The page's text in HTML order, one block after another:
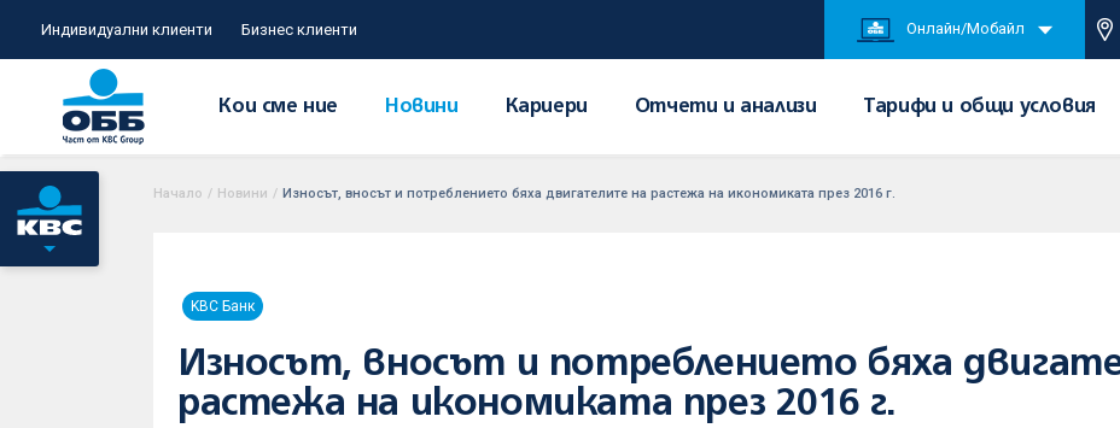
Индивидуални клиенти Бизнес клиенти Онлайн/Мобайл
Кои сме ние Новини Кариери Отчети и анализи Тарифи и общи условия
Начало / Новини / Износът, вносът и потреблението бяха двигателите на растежа на икономиката през 2016 г.
KBC Банк
Износът, вносът и потреблението бяха
растежа на икономиката през 2016 г.